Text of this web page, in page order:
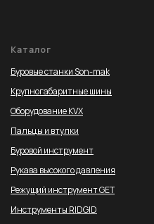
Каталог
Буровые станки Son-mak
Крупногабаритные шины
Оборудование KVX
Пальцы и втулки
Буровой инструмент
Рукава высокого давления
Режущий инструмент GET
Инструменты RIDGID